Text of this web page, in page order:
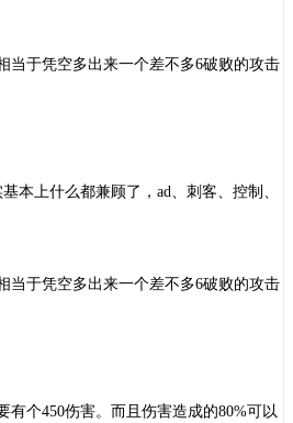
当于凭空多出来一个差不多6破败的攻击
本上什么都兼顾了，ad、刺客、控制、
当于凭空多出来一个差不多6破败的攻击
个450伤害。而且伤害造成的80%可以